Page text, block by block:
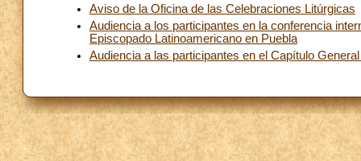
Aviso de la Oficina de las Celebraciones Litúrgicas
Audiencia a los participantes en la conferencia
Episcopado Latinoamericano en Puebla
Audiencia a las participantes en el Capítulo